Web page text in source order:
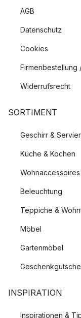
AGB
Datenschutz
Cookies
Firmenbestellung
Widerrufsrecht
SORTIMENT
Geschirr &
Küche & Kochen
Wohnaccessoires
Beleuchtung
Teppiche &
Möbel
Gartenmöbel
INSPIRATION
Inspirationen &